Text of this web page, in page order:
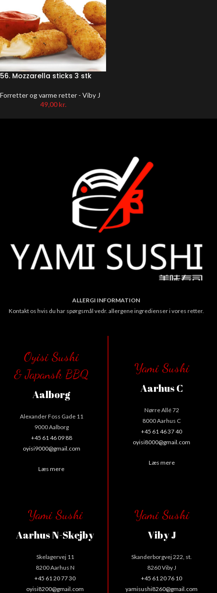
56. Mozzarella sticks 3 stk
Forretter og varme retter - Viby J
49,00kr.
ALLERGI INFORMATION
Kontakt os hvis du har spørgsmål vedr. allergene ingredienser i vores retter.
Oyisi Sushi
& Japansk BBQ
Aalborg
Alexander Foss Gade 11
9000 Aalborg
+45 61 46 09 88
oyisi9000@gmail.com
Læs mere
Yami Sushi
Aarhus C
Nørre Allé 72
8000 Aarhus C
+45 61 46 37 40
oyisi8000@gmail.com
Læs mere
Yami Sushi
Aarhus N-Skejby
Skelagervej 11
8200 Aarhus N
+45 61 20 77 30
oyisi8200@gmail.com
Yami Sushi
Viby J
Skanderborgvej 222, st.
8260 Viby J
+45 61 20 76 10
yamisushi8260@gmail.com